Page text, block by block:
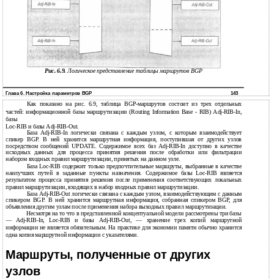
Рис. 6.9. Логическое представление таблицы маршрутов BGP
Глава 6. Настройка параметров BGP 143
Как показано на рис. 6.9, таблица BGP-маршрутов состоит из трех отдельных
частей: информационной базы маршрутизации (Routing Information Base - RIB) Adj-RIB-In,
базы
Loc-RIB и базы Adj-RIB-Out.
База Adj-RIB-In логически связана с каждым узлом, с которым взаимодействует
спикер BGP. В ней хранится маршрутная информация, поступившая от других узлов
посредством сообщений UPDATE. Содержимое всех баз Adj-RIB-In доступно в качестве
исходных данных для процесса принятия решения после обработки или фильтрации
набором входных правил маршрутизации, принятых на данном узле.
База Loc-RIB содержит только предпочтительные маршруты, выбранные в качестве
наилучших путей в заданные пункты назначения. Содержимое базы Loc-RIB является
результатом процесса принятия решения после применения соответствующих локальных
правил маршрутизации, входящих в набор входных правил маршрутизации.
База Adj-RIB-Out логически связана с каждым узлом, взаимодействующим с данным
спикером BGP. В ней хранится маршрутная информация, собранная спикером BGP, для
объявления другим узлам после применения набора выходных правил маршрутизации.
Несмотря на то что в представленной концептуальной модели рассмотрены три базы
— Adj-RIB-In, Loc-RIB и базы Adj-RIB-Out, — хранение трех копий маршрутной
информации не является обязательным. На практике для экономии памяти обычно хранится
одна копия маршрутной информации с указателями.
Маршруты, полученные от других
узлов